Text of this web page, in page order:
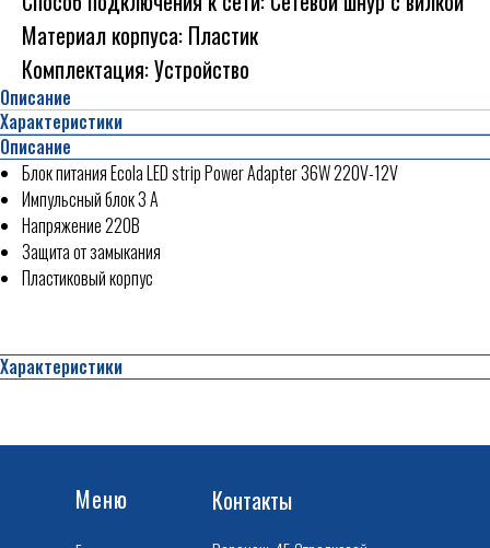
Материал корпуса: Пластик
Комплектация: Устройство
Описание
Характеристики
Описание
Блок питания Ecola LED strip Power Adapter 36W 220V-12V
Импульсный блок 3 А
Напряжение 220B
Защита от замыкания
Пластиковый корпус
Характеристики
Меню Контакты